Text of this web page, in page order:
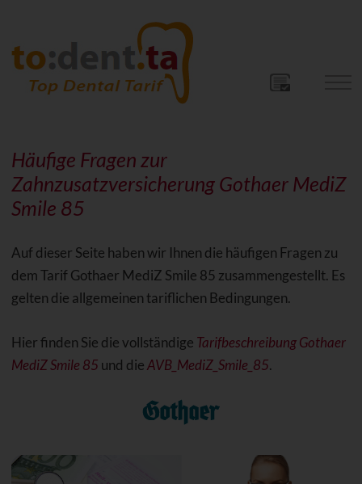
Häufige Fragen zur
Zahnzusatzversicherung Gothaer MediZ
Smile 85
Auf dieser Seite haben wir Ihnen die häufigen Fragen zu
dem Tarif Gothaer MediZ Smile 85 zusammengestellt. Es
gelten die allgemeinen tariflichen Bedingungen.
Hier finden Sie die vollständige Tarifbeschreibung Gothaer
MediZ Smile 85 und dieAVB_MediZ_Smile_85.